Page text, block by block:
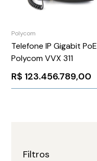
Filtros
Polycom
Telefone IP Gigabit PoE
Polycom VVX 311
R$ 123.456.789,00